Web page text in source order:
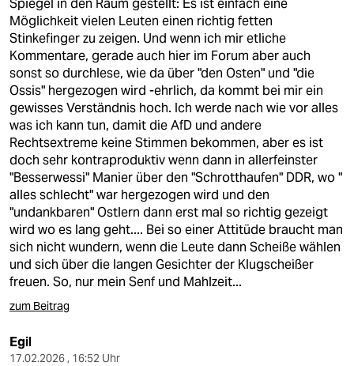
Spiegel in den Raum gestellt: Es ist einfach eine
Möglichkeit vielen Leuten einen richtig fetten
Stinkefinger zu zeigen. Und wenn ich mir etliche
Kommentare, gerade auch hier im Forum aber auch
sonst so durchlese, wie da über "den Osten" und "die
Ossis" hergezogen wird -ehrlich, da kommt bei mir ein
gewisses Verständnis hoch. Ich werde nach wie vor alles
was ich kann tun, damit die AfD und andere
Rechtsextreme keine Stimmen bekommen, aber es ist
doch sehr kontraproduktiv wenn dann in allerfeinster
"Besserwessi" Manier über den "Schrotthaufen" DDR, wo "
alles schlecht" war hergezogen wird und den
"undankbaren" Ostlern dann erst mal so richtig gezeigt
wird wo es lang geht.... Bei so einer Attitüde braucht man
sich nicht wundern, wenn die Leute dann Scheiße wählen
und sich über die langen Gesichter der Klugscheißer
freuen. So, nur mein Senf und Mahlzeit...
zum Beitrag
Egil
17.02.2026 , 16:52 Uhr